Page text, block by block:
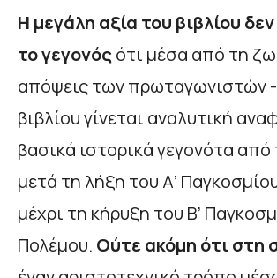
Η μεγάλη αξία του βιβλίου
το γεγονόςότι μέσα από τη
απόψεις των πρωταγωνιστών
βιβλίου γίνεται αναλυτική
βασικά ιστορικά γεγονότα από
μετά τη λήξη του Α’
μέχρι τη κήρυξη του Β’
Πολέμου. Ούτε ακόμη ότι στη